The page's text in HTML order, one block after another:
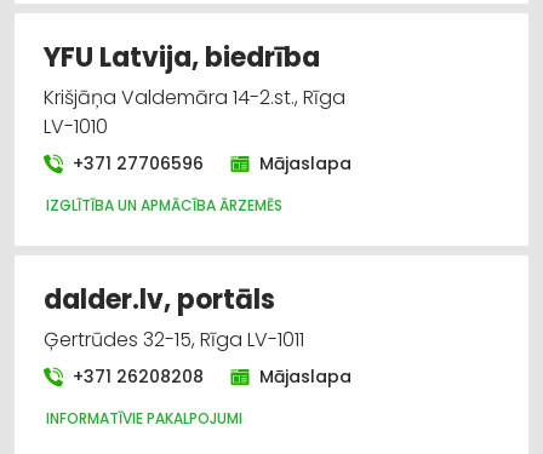
YFU Latvija, biedrība
Krišjāņa Valdemāra 14-2.st., Rīga
LV-1010
+371 27706596 Mājaslapa
IZGLĪTĪBA UN APMĀCĪBA ĀRZEMĒS
dalder.lv, portāls
Ģertrūdes 32-15, Rīga LV-1011
+371 26208208 Mājaslapa
INFORMATĪVIE PAKALPOJUMI